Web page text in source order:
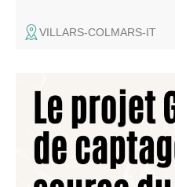
VILLARS-COLMARS-IT
Conférence de Jean-
l'association Traces Editions